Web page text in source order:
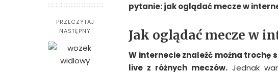
PRZECZYTAJ
NASTĘPNY
pytanie: jak oglądać mecze w
Jak oglądać mecze w
W internecie znaleźć można trochę
live z różnych meczów.Jednak